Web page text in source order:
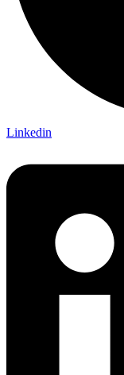
Linkedin